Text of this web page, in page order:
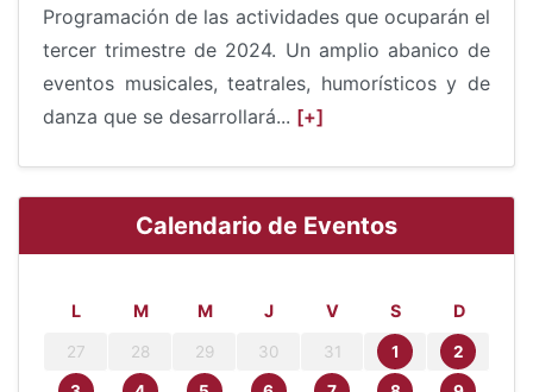
Programación de las actividades que ocuparán el
tercer trimestre de 2024. Un amplio abanico de
eventos musicales, teatrales, humorísticos y de
danza que se desarrollará... [+]
Calendario de Eventos
L M M J V S D
27 28 29 30 31 1 2